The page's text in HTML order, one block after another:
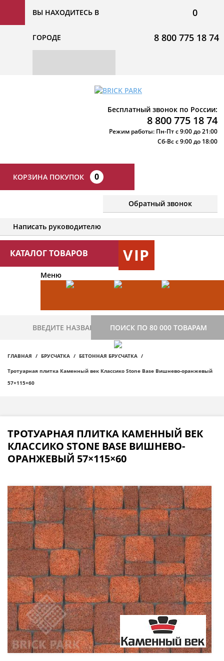
ВЫ НАХОДИТЕСЬ В
ГОРОДЕ
0
8 800 775 18 74
Бесплатный звонок по России:
8 800 775 18 74
Режим работы: Пн-Пт с 9:00 до 21:00
Сб-Вс с 9:00 до 18:00
КОРЗИНА ПОКУПОК 0
Обратный звонок
Написать руководителю
КАТАЛОГ ТОВАРОВ VIP
Меню
ПОИСК ПО 80 000 ТОВАРАМ
ГЛАВНАЯ БРУСЧАТКА БЕТОННАЯ БРУСЧАТКА
Тротуарная плитка Каменный век Классико Stone Base Вишнево-оранжевый
57×115×60
ТРОТУАРНАЯ ПЛИТКА КАМЕННЫЙ ВЕК
КЛАССИКО STONE BASE ВИШНЕВО-
ОРАНЖЕВЫЙ 57×115×60